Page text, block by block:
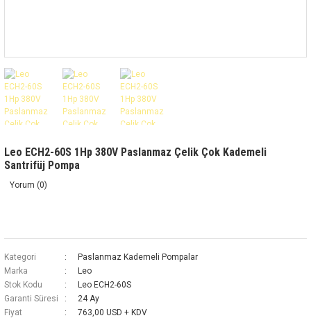
Leo ECH2-60S 1Hp 380V Paslanmaz Çelik Çok Kademeli
Santrifüj Pompa
Yorum (0)
Kategori
Paslanmaz Kademeli Pompalar
Marka
Leo
Stok Kodu
Leo ECH2-60S
Garanti Süresi
24 Ay
Fiyat
763,00 USD + KDV